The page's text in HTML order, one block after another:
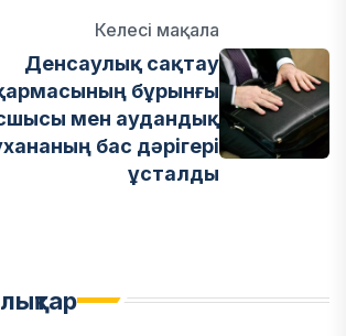
Келесі мақала
Денсаулық сақтау
бұрынғы
мен аудандық
бас дәрігері
ұсталды